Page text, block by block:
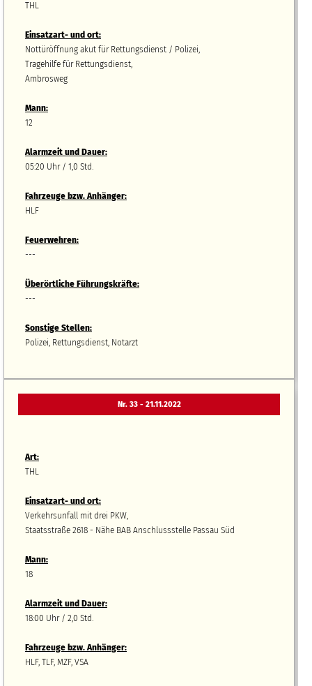
THL
Einsatzart- und ort:
Nottüröffnung akut für Rettungsdienst / Polizei,
Tragehilfe für Rettungsdienst,
Ambrosweg
Mann:
12
Alarmzeit und Dauer:
05:20 Uhr / 1,0 Std.
Fahrzeuge bzw.Anhänger:
HLF
Feuerwehren:
---
Überörtliche Führungskräfte:
---
Sonstige Stellen:
Polizei, Rettungsdienst, Notarzt
Nr. 33 - 21.11.2022
Art:
THL
Einsatzart- und ort:
Verkehrsunfall mit drei PKW,
Staatsstraße 2618 - Nähe BAB Anschlussstelle Passau Süd
Mann:
18
Alarmzeit und Dauer:
18:00 Uhr / 2,0 Std.
Fahrzeuge bzw.Anhänger:
HLF, TLF, MZF, VSA